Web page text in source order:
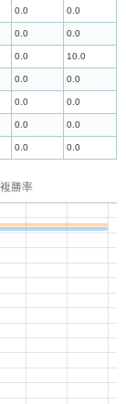
0.0 0.0
0.0 0.0
0.0 10.0
0.0 0.0
0.0 0.0
0.0 0.0
0.0 0.0